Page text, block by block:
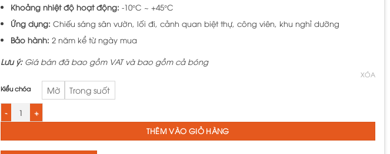
Khoảng nhiệt độ hoạt động: -10°C ~ +45°C
Ứng dụng: Chiếu sáng sân vườn, lối đi, cảnh quan biệt thự, công viên, khu nghỉ dưỡng
Bảo hành: 2 năm kể từ ngày mua
Lưu ý:Giá bán đã bao gồm VAT và bao gồm cả bóng
Kiểu chóa Mờ Trong suốt
XÓA
THÊM VÀO GIỎ HÀNG